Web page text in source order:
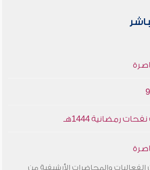
رمضانية 1444هـ
الفعاليات والمحاضرات الأرشيفية من